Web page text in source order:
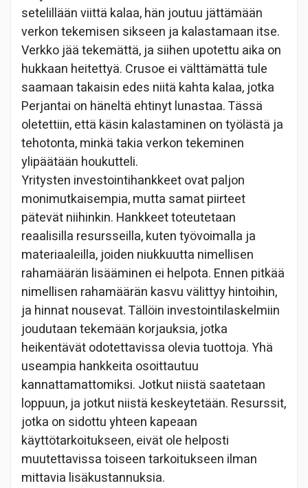
setelillään viittä kalaa, hän joutuu jättämään
verkon tekemisen sikseen ja kalastamaan itse.
Verkko jää tekemättä, ja siihen upotettu aika on
hukkaan heitettyä. Crusoe ei välttämättä tule
saamaan takaisin edes niitä kahta kalaa, jotka
Perjantai on häneltä ehtinyt lunastaa. Tässä
oletettiin, että käsin kalastaminen on työlästä ja
tehotonta, minkä takia verkon tekeminen
ylipäätään houkutteli.
Yritysten investointihankkeet ovat paljon
monimutkaisempia, mutta samat piirteet
pätevät niihinkin. Hankkeet toteutetaan
reaalisilla resursseilla, kuten työvoimalla ja
materiaaleilla, joiden niukkuutta nimellisen
rahamäärän lisääminen ei helpota. Ennen pitkää
nimellisen rahamäärän kasvu välittyy hintoihin,
ja hinnat nousevat. Tällöin investointilaskelmiin
joudutaan tekemään korjauksia, jotka
heikentävät odotettavissa olevia tuottoja. Yhä
useampia hankkeita osoittautuu
kannattamattomiksi. Jotkut niistä saatetaan
loppuun, ja jotkut niistä keskeytetään. Resurssit,
jotka on sidottu yhteen kapeaan
käyttötarkoitukseen, eivät ole helposti
muutettavissa toiseen tarkoitukseen ilman
mittavia lisäkustannuksia.